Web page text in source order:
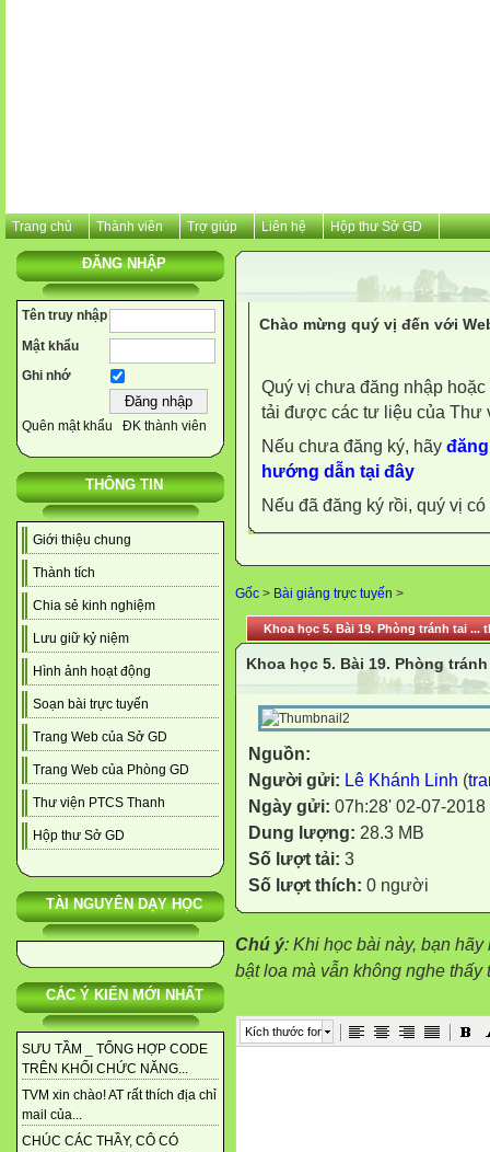
Trang chủ Thành viên Trợ giúp Liên hệ Hộp thư Sở GD
ĐĂNG NHẬP
Tên truy nhập
Mật khẩu
Ghi nhớ
Quên mật khẩu ĐK thành viên
THÔNG TIN
Giới thiệu chung
Thành tích
Chia sẻ kinh nghiệm
Lưu giữ kỷ niệm
Hình ảnh hoạt động
Soạn bài trực tuyến
Trang Web của Sở GD
Trang Web của Phòng GD
Thư viện PTCS Thanh
Hộp thư Sở GD
TÀI NGUYÊN DẠY HỌC
CÁC Ý KIẾN MỚI NHẤT
SƯU TẦM _ TỔNG HỢP CODE
TRÊN KHỐI CHỨC NĂNG...
TVM xin chào! AT rất thích địa chỉ
mail của...
CHÚC CÁC THẦY, CÔ CÓ
Chào mừng quý vị đến với
Quý vị chưa đăng nhập
tải được các tư liệu của Thư
Nếu chưa đăng ký, hãy
hướng dẫn tại đây
Nếu đã đăng ký rồi, quý vị
Gốc > Bài giảng trực tuyến >
Khoa học 5. Bài 19. Phòng tránh tai ...
Khoa học 5. Bài 19. Phòng
Nguồn:
Người gửi: Lê Khánh Linh (
Ngày gửi: 07h:28' 02-07-2018
Dung lượng: 28.3 MB
Số lượt tải: 3
Số lượt thích: 0 người
Chú ý: Khi học bài này, bạn
bật loa mà vẫn không nghe
Kích thước font